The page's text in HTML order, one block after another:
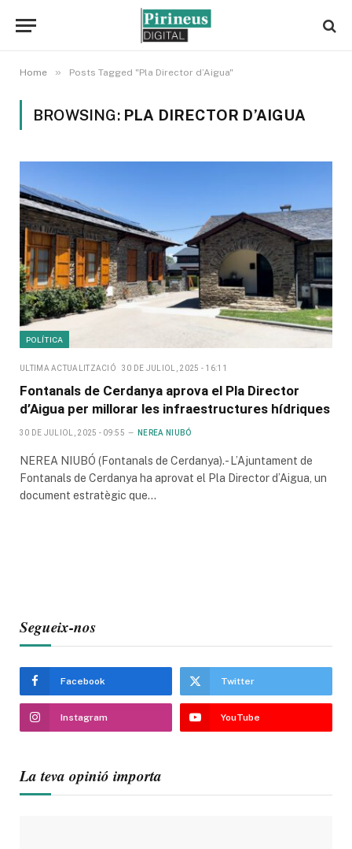
Home » Posts Tagged "Pla Director d’Aigua"
BROWSING: PLA DIRECTOR D’AIGUA
POLÍTICA
ULTIMA ACTUALITZACIÓ 30 DE JULIOL, 2025 - 16:11
Fontanals de Cerdanya aprova el Pla Director
d’Aigua per millorar les infraestructures hídriques
30 DE JULIOL, 2025 - 09:55 NEREA NIUBÓ
NEREA NIUBÓ (Fontanals de Cerdanya).- L’Ajuntament de
Fontanals de Cerdanya ha aprovat el Pla Director d’Aigua, un
document estratègic que…
Segueix-nos
Facebook Twitter
Instagram YouTube
La teva opinió importa